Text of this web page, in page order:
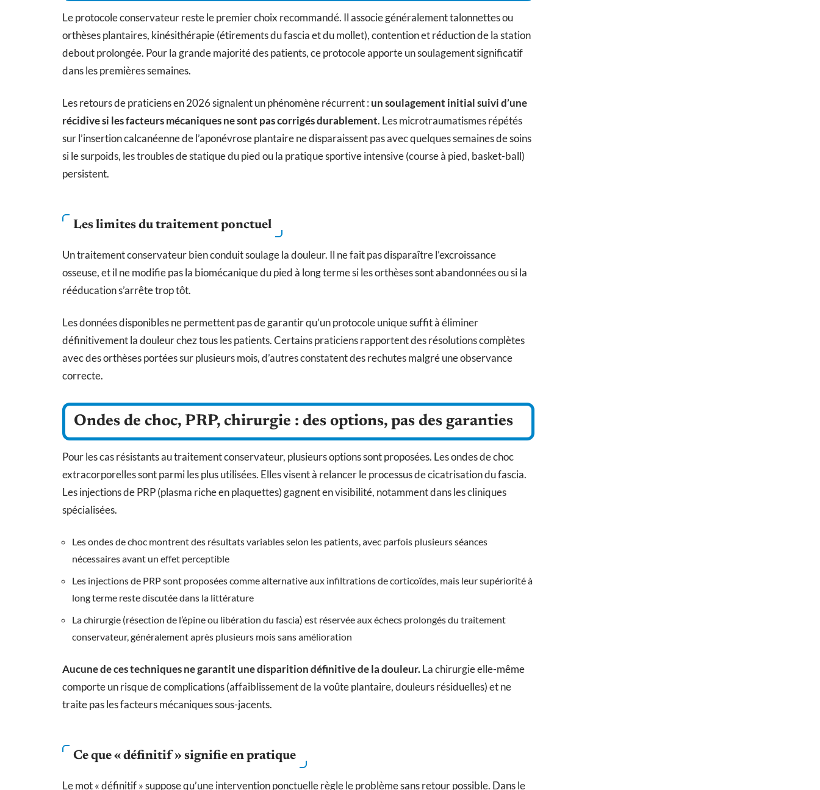
Le protocole conservateur reste le premier choix recommandé. Il associe généralement talonnettes ou
orthèses plantaires, kinésithérapie (étirements du fascia et du mollet), contention et réduction de la station
debout prolongée. Pour la grande majorité des patients, ce protocole apporte un soulagement significatif
dans les premières semaines.
Les retours de praticiens en 2026 signalent un phénomène récurrent : un soulagement initial suivi d’une
récidive si les facteurs mécaniques ne sont pas corrigés durablement. Les microtraumatismes répétés
sur l’insertion calcanéenne de l’aponévrose plantaire ne disparaissent pas avec quelques semaines de soins
si le surpoids, les troubles de statique du pied ou la pratique sportive intensive (course à pied, basket-ball)
persistent.
Les limites du traitement ponctuel
Un traitement conservateur bien conduit soulage la douleur. Il ne fait pas disparaître l’excroissance
osseuse, et il ne modifie pas la biomécanique du pied à long terme si les orthèses sont abandonnées ou si la
rééducation s’arrête trop tôt.
Les données disponibles ne permettent pas de garantir qu’un protocole unique suffit à éliminer
définitivement la douleur chez tous les patients. Certains praticiens rapportent des résolutions complètes
avec des orthèses portées sur plusieurs mois, d’autres constatent des rechutes malgré une observance
correcte.
Ondes de choc, PRP, chirurgie : des options, pas des garanties
Pour les cas résistants au traitement conservateur, plusieurs options sont proposées. Les ondes de choc
extracorporelles sont parmi les plus utilisées. Elles visent à relancer le processus de cicatrisation du fascia.
Les injections de PRP (plasma riche en plaquettes) gagnent en visibilité, notamment dans les cliniques
spécialisées.
Les ondes de choc montrent des résultats variables selon les patients, avec parfois plusieurs séances
nécessaires avant un effet perceptible
Les injections de PRP sont proposées comme alternative aux infiltrations de corticoïdes, mais leur supériorité à
long terme reste discutée dans la littérature
La chirurgie (résection de l’épine ou libération du fascia) est réservée aux échecs prolongés du traitement
conservateur, généralement après plusieurs mois sans amélioration
Aucune de ces techniques ne garantit une disparition définitive de la douleur.La chirurgie elle-même
comporte un risque de complications (affaiblissement de la voûte plantaire, douleurs résiduelles) et ne
traite pas les facteurs mécaniques sous-jacents.
Ce que « définitif » signifie en pratique
Le mot « définitif » suppose qu’une intervention ponctuelle règle le problème sans retour possible. Dans le